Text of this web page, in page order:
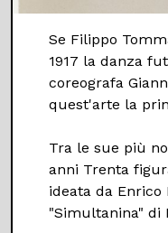
Se Filippo
1917 la danza
coreografa
quest'arte la
Tra le sue più
anni Trenta
ideata da Enrico
"Simultanina" di